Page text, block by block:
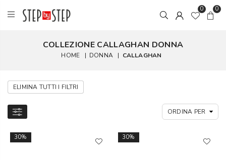
0 0
COLLEZIONE CALLAGHAN DONNA
HOME | DONNA | CALLAGHAN
ELIMINA TUTTI I FILTRI
30% 30%